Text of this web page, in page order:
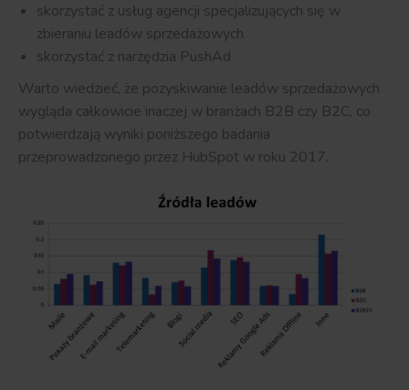
skorzystać z usług agencji specjalizujących się w
zbieraniu leadów sprzedażowych
skorzystać z narzędzia PushAd
Warto wiedzieć, że pozyskiwanie leadów sprzedażowych
wygląda całkowicie inaczej w branżach B2B czy B2C, co
potwierdzają wyniki poniższego badania
przeprowadzonego przez HubSpot w roku 2017.